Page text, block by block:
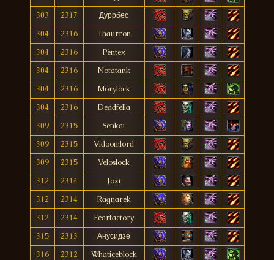
303
2317
Дуррбес
304
2316
Thaurron
304
2316
Pêntex
304
2316
Notatank
304
2316
Mörylöck
304
2316
Deadfella
309
2315
Senkai
309
2315
Vidoomlord
309
2315
Veloslock
312
2314
Jozi
312
2314
Ragnarek
312
2314
Fearfactory
315
2313
Анусидзе
316
2312
Whaticeblock